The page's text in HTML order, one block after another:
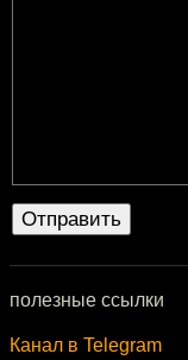
полезные ссылки
Канал в Telegram